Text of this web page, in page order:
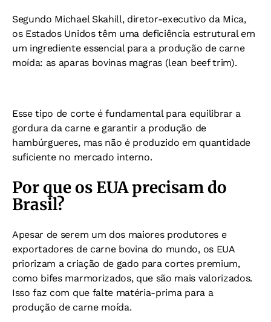
Segundo Michael Skahill, diretor-executivo da Mica,
os Estados Unidos têm uma deficiência estrutural em
um ingrediente essencial para a produção de carne
moída: as aparas bovinas magras (lean beef trim).
Esse tipo de corte é fundamental para equilibrar a
gordura da carne e garantir a produção de
hambúrgueres, mas não é produzido em quantidade
suficiente no mercado interno.
Por que os EUA precisam do
Brasil?
Apesar de serem um dos maiores produtores e
exportadores de carne bovina do mundo, os EUA
priorizam a criação de gado para cortes premium,
como bifes marmorizados, que são mais valorizados.
Isso faz com que falte matéria-prima para a
produção de carne moída.